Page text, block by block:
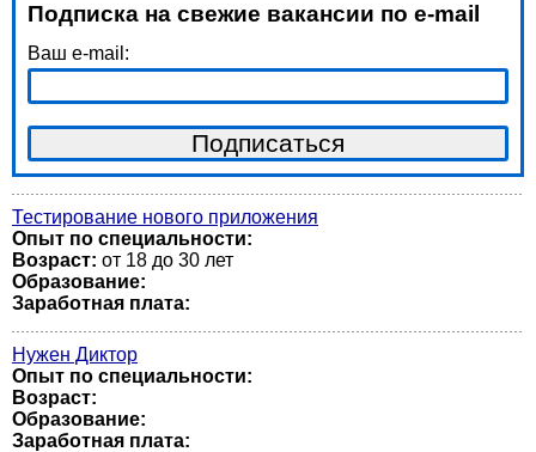
Подписка на свежие вакансии по e-mail
Ваш e-mail:
Тестирование нового приложения
Опыт по специальности:
Возраст: от 18 до 30 лет
Образование:
Заработная плата:
Нужен Диктор
Опыт по специальности:
Возраст:
Образование:
Заработная плата: